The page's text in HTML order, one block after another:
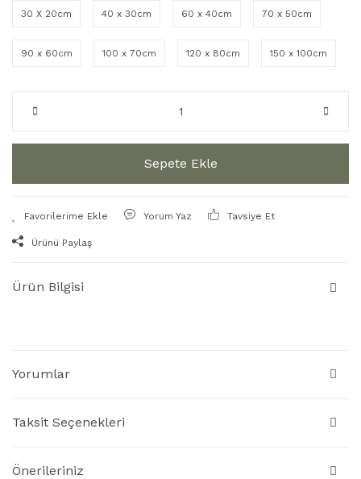
30 X 20cm 40 x 30cm 60 x 40cm 70 x 50cm
90 x 60cm 100 x 70cm 120 x 80cm 150 x 100cm
Sepete Ekle
Yorum Yaz Tavsiye Et
Ürünü Paylaş
Ürün Bilgisi
Yorumlar
Taksit Seçenekleri
Önerileriniz